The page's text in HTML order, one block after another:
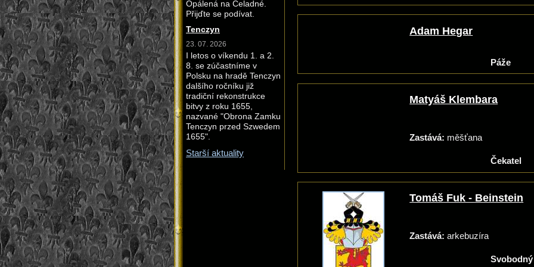
Adam Hegar
Páže
Matyáš Klembara
Zastává: měšťana
Čekatel
Tomáš Fuk - Beinstein
Zastává:arkebuzíra
Opálená na Čeladné.
Přijďte se podívat.
Tenczyn
23. 07. 2026
I letos o víkendu 1. a 2.
8. se zúčastníme v
Polsku na hradě Tenczyn
dalšího ročníku již
tradiční rekonstrukce
bitvy z roku 1655,
nazvané "Obrona Zamku
Tenczyn przed Szwedem
1655".
Starší aktuality